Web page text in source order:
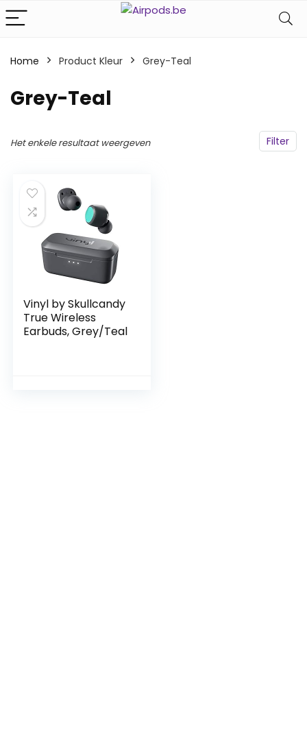
Home Product Kleur ‎Grey-Teal
‎Grey-Teal
Filter
Het enkele resultaat weergeven
Vinyl by Skullcandy
True Wireless
Earbuds, Grey/Teal